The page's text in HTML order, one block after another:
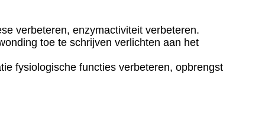
verbeteren, enzymactiviteit verbeteren.
toe te schrijven verlichten aan het
fysiologische functies verbeteren, opbrengst